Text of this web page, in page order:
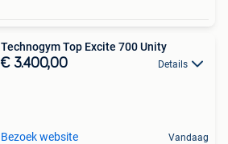
Technogym Top Excite 700 Unity
€ 3.400,00 Details
Bezoek website Vandaag